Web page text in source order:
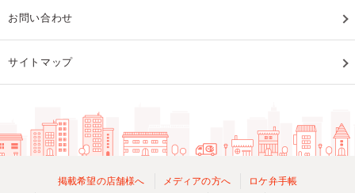
お問い合わせ
サイトマップ
掲載希望の店舗様へ メディアの方へ ロケ弁手帳